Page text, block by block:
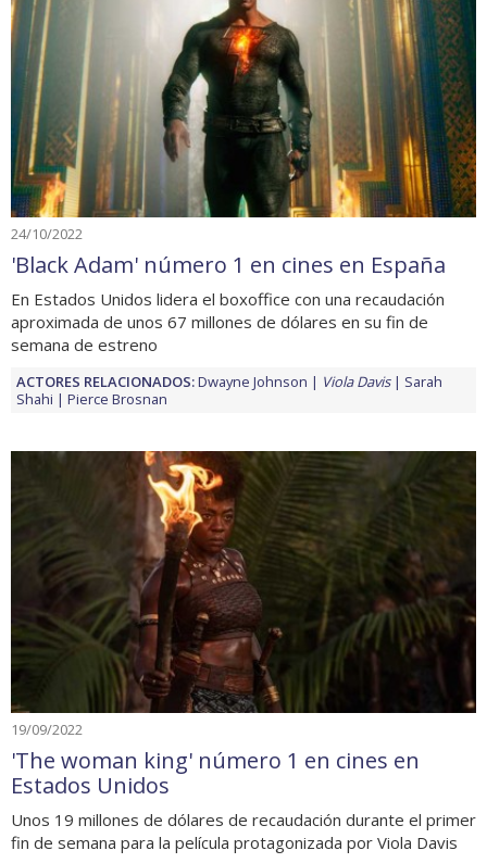
24/10/2022
'Black Adam' número 1 en cines en España
En Estados Unidos lidera el boxoffice con una recaudación
aproximada de unos 67 millones de dólares en su fin de
semana de estreno
ACTORES RELACIONADOS:Dwayne Johnson Viola Davis
Sarah
Shahi
Pierce Brosnan
19/09/2022
'The woman king' número 1 en cines en
Estados Unidos
Unos 19 millones de dólares de recaudación durante el primer
fin de semana para la película protagonizada por Viola Davis